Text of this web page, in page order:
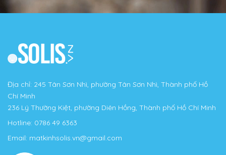
Địa chỉ: 245 Tân Sơn Nhì, phường Tân Sơn Nhì, Thành phố Hồ
Chí Minh
236 Lý Thường Kiệt, phường Diên Hồng, Thành phố Hồ Chí Minh
Hotline: 0786 49 6363
Email: matkinhsolis.vn@gmail.com